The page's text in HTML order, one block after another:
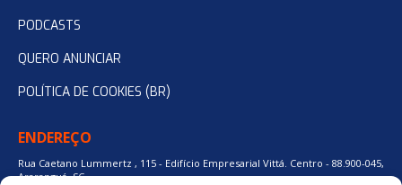
PODCASTS
QUERO ANUNCIAR
POLÍTICA DE COOKIES (BR)
ENDEREÇO
Rua Caetano Lummertz , 115 - Edifício Empresarial Vittá. Centro - 88.900-045,
Araranguá, SC.